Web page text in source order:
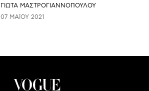
ΓΙΩΤΑ ΜΑΣΤΡΟΓΙΑΝΝΟΠΟΥΛΟΥ
07 ΜΑΪ́ΟΥ 2021